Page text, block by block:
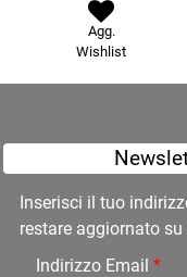
Agg.
Wishlist
Inserisci il tuo
restare aggiornato
Indirizzo Email *